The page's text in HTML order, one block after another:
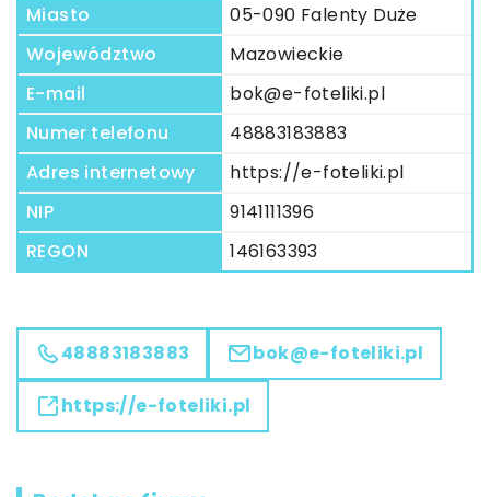
Miasto
05-090 Falenty Duże
Województwo
Mazowieckie
E-mail
bok@e-foteliki.pl
Numer telefonu
48883183883
Adres internetowy
https://e-foteliki.pl
NIP
9141111396
REGON
146163393
48883183883 bok@e-foteliki.pl
https://e-foteliki.pl